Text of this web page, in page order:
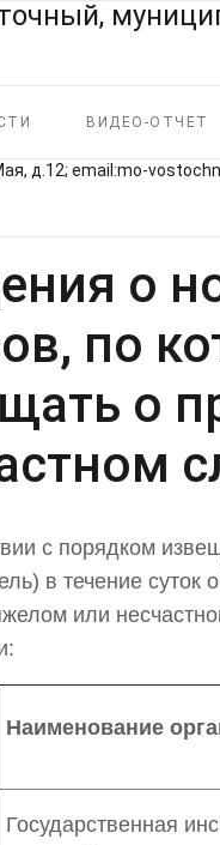
ВИДЕО-ОТЧЕТ
д.12;
о
по
о
с порядком
в течение
или
Наименование
Государственная